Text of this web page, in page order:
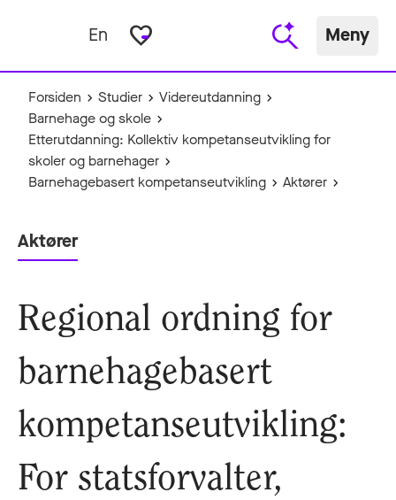
En favorite_border Meny
Forsiden Studier
Videreutdanning
Barnehage og skole
Etterutdanning: Kollektiv kompetanseutvikling for
skoler og barnehager
Barnehagebasert kompetanseutvikling
Aktører
Aktører
Regional ordning for
barnehagebasert
kompetanseutvikling:
For statsforvalter,